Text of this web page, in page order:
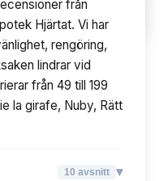
10avsnitt
från
Hjärtat. Vi har
rengöring,
lindrar vid
från 49 till 199
la girafe, Nuby, Rätt
10 avsnitt ▾